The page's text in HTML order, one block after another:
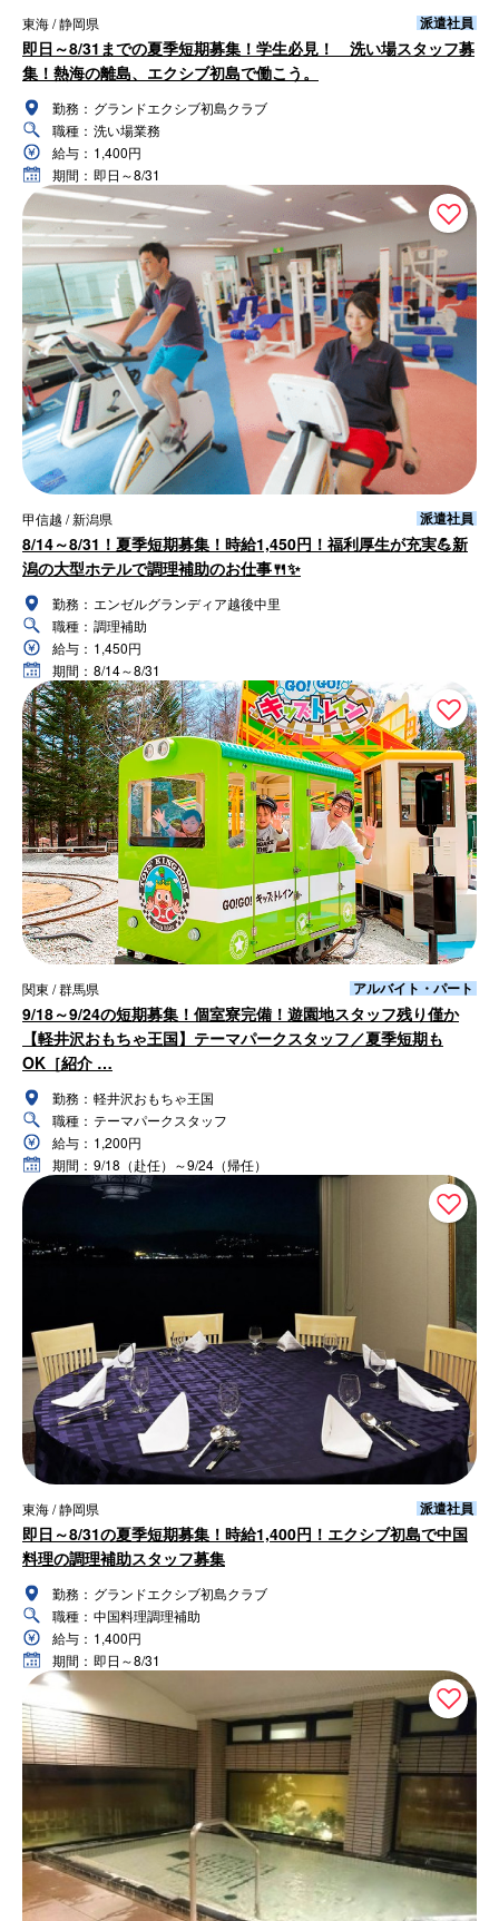
東海 / 静岡県 派遣社員
即日～8/31までの夏季短期募集！学生必見！ 洗い場スタッフ募
集！熱海の離島、エクシブ初島で働こう。
勤務： グランドエクシブ初島クラブ
職種： 洗い場業務
給与： 1,400円
期間： 即日～8/31
甲信越 / 新潟県 派遣社員
8/14～8/31！夏季短期募集！時給1,450円！福利厚生が充実💪新
潟の大型ホテルで調理補助のお仕事🍴✨
勤務： エンゼルグランディア越後中里
職種： 調理補助
給与： 1,450円
期間： 8/14～8/31
関東 / 群馬県 アルバイト・パート
9/18～9/24の短期募集！個室寮完備！遊園地スタッフ残り僅か
【軽井沢おもちゃ王国】テーマパークスタッフ／夏季短期も
OK［紹介 …
勤務： 軽井沢おもちゃ王国
職種： テーマパークスタッフ
給与： 1,200円
期間： 9/18（赴任）～9/24（帰任）
東海 / 静岡県 派遣社員
即日～8/31の夏季短期募集！時給1,400円！エクシブ初島で中国
料理の調理補助スタッフ募集
勤務： グランドエクシブ初島クラブ
職種： 中国料理調理補助
給与： 1,400円
期間： 即日～8/31